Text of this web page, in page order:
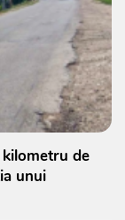
de
unui